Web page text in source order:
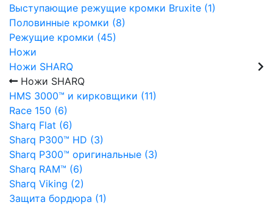
Выступающие режущие кромки Bruxite (1)
Половинные кромки (8)
Режущие кромки (45)
Ножи
Ножи SHARQ
Ножи SHARQ
HMS 3000™ и кирковщики (11)
Race 150 (6)
Sharq Flat (6)
Sharq P300™ HD (3)
Sharq P300™ оригинальные (3)
Sharq RAM™ (6)
Sharq Viking (2)
Защита бордюра (1)